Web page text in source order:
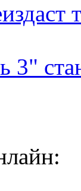
3"